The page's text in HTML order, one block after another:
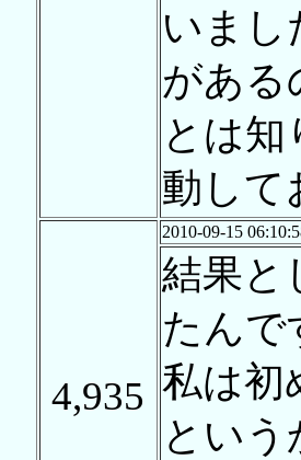
いまし
がある
とは
動して
4,935
2010-09-15
結果と
たんで
私は初
とい